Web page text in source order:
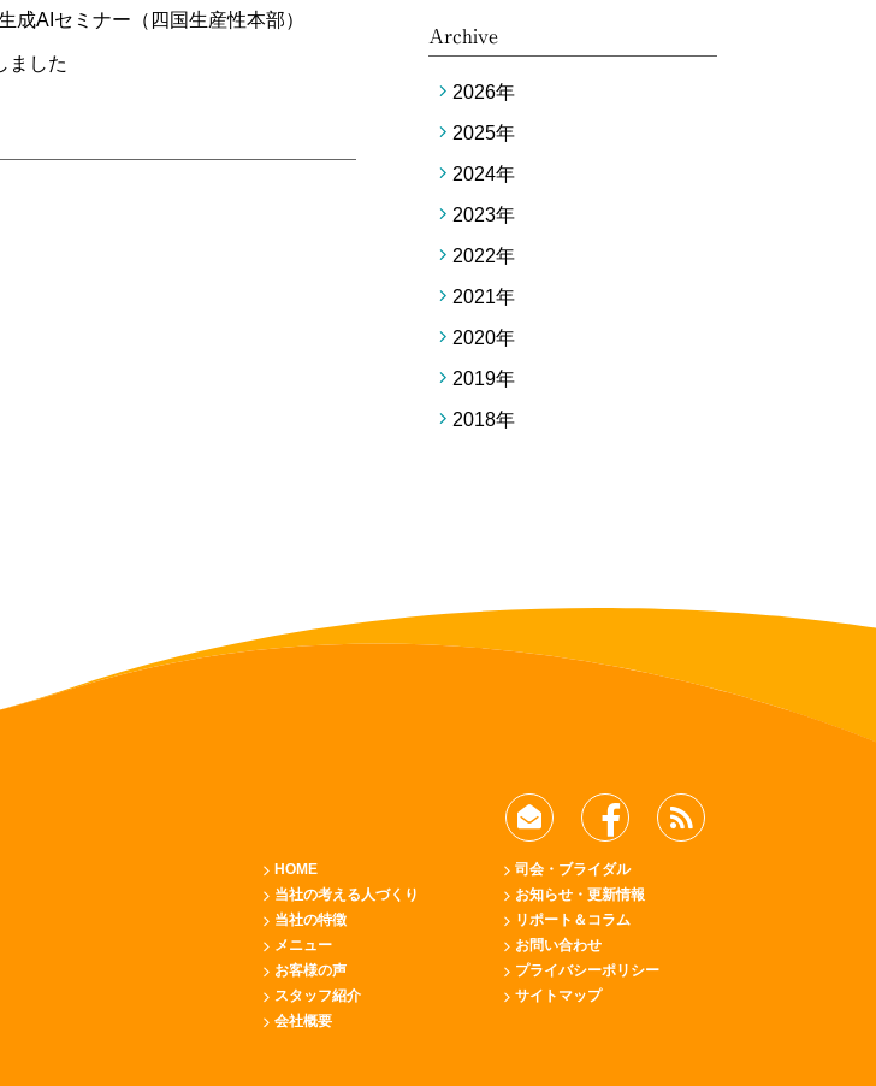
成AIセミナー（四国生産性本部）
ました
Archive
2026年
2025年
2024年
2023年
2022年
2021年
2020年
2019年
2018年
HOME
当社の考える人づくり
当社の特徴
メニュー
お客様の声
スタッフ紹介
会社概要
司会・ブライダル
お知らせ・更新情報
リポート＆コラム
お問い合わせ
プライバシーポリシー
サイトマップ